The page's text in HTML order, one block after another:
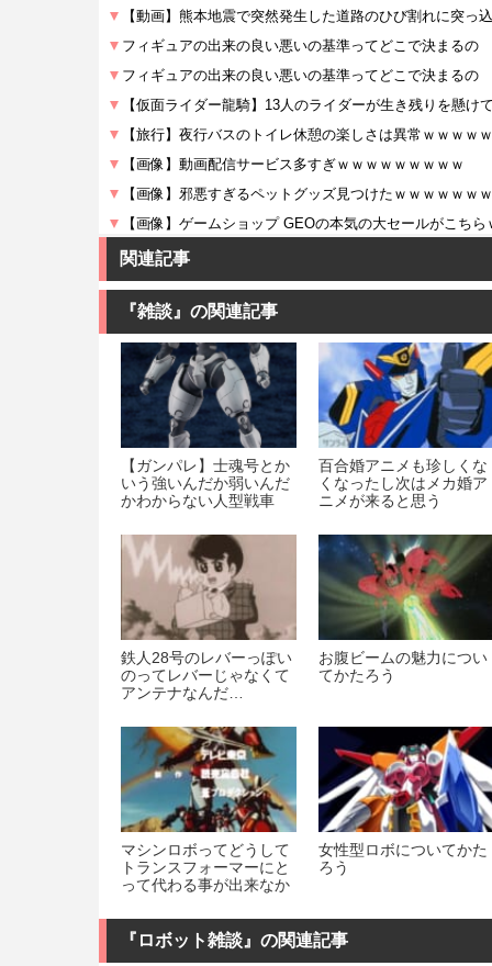
関連記事
『雑談』の関連記事
【ガンパレ】士魂号とか
いう強いんだか弱いんだ
かわからない人型戦車
百合婚アニメも珍しくな
くなったし次はメカ婚ア
ニメが来ると思う
鉄人28号のレバーっぽい
のってレバーじゃなくて
アンテナなんだ…
お腹ビームの魅力につい
てかたろう
マシンロボってどうして
トランスフォーマーにと
って代わる事が出来なか
女性型ロボについてかた
ろう
『ロボット雑談』の関連記事